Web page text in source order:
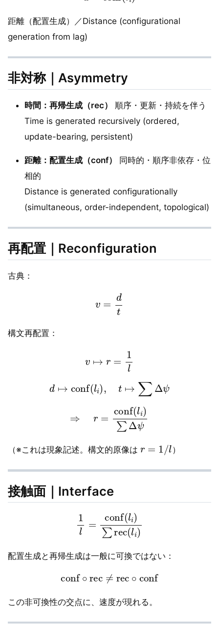
距離（配置生成）／Distance (configurational
generation from lag)
非対称｜Asymmetry
時間：再帰生成（rec）
順序・更新・持続を伴う
Time is generated recursively (ordered,
update-bearing, persistent)
距離：配置生成（conf）
同時的・順序非依存・位
相的
Distance is generated configurationally
(simultaneous, order-independent, topological)
再配置｜Reconfiguration
古典：
t
構文再配置：
conf t Δψ
(li)∑Δ ψ
（※これは現象記述。構文的原像は
/l
）
接触面｜Interface
=conf (l i)∑rec
配置生成と再帰生成は一般に可換ではない：
conf∘rec ≠ rec∘conf
この非可換性の交点に、速度が現れる。